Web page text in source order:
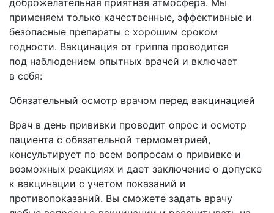
применяем только качественные, эффективные и
безопасные препараты с хорошим сроком
годности. Вакцинация от гриппа проводится
под наблюдением опытных врачей и включает
в себя:
Обязательный осмотр врачом перед вакцинацией
Врач в день прививки проводит опрос и осмотр
пациента с обязательной термометрией,
консультирует по всем вопросам о прививке и
возможных реакциях и дает заключение о допуске
к вакцинации с учетом показаний и
противопоказаний. Вы сможете задать врачу